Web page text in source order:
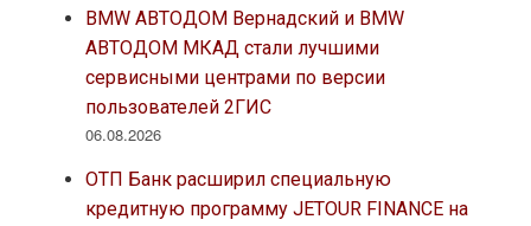
BMW АВТОДОМ Вернадский и BMW
АВТОДОМ МКАД стали лучшими
сервисными центрами по версии
пользователей 2ГИС
06.08.2026
ОТП Банк расширил специальную
кредитную программу JETOUR FINANCE на